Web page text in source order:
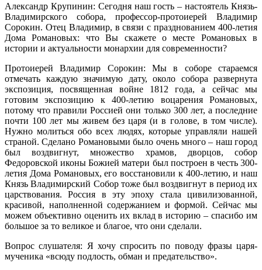
Александр Крупинин: Сегодня наш гость – настоятель Князь-
Владимирского собора, профессор-протоиерей Владимир
Сорокин. Отец Владимир, в связи с празднованием 400-летия
Дома Романовых: что Вы скажете о месте Романовых в
истории и актуальности монархии для современности?
Протоиерей Владимир Сорокин: Мы в соборе стараемся
отмечать каждую значимую дату, около собора развернута
экспозиция, посвященная войне 1812 года, а сейчас мы
готовим экспозицию к 400-летию воцарения Романовых,
потому что правили Россией они только 300 лет, а последние
почти 100 лет мы живем без царя (и в голове, в том числе).
Нужно молиться обо всех людях, которые управляли нашей
страной. Сделано Романовыми было очень много – наш город
был воздвигнут, множество храмов, дворцов, собор
Федоровской иконы Божией матери был построен в честь 300-
летия Дома Романовых, его восстановили к 400-летию, и наш
Князь Владимирский Собор тоже был воздвигнут в период их
царствования. Россия в эту эпоху стала цивилизованной,
красивой, наполненной содержанием и формой. Сейчас мы
можем объективно оценить их вклад в историю – спасибо им
большое за то великое и благое, что они сделали.
Вопрос слушателя: Я хочу спросить по поводу фразы царя-
мученика «всюду подлость, обман и предательство».